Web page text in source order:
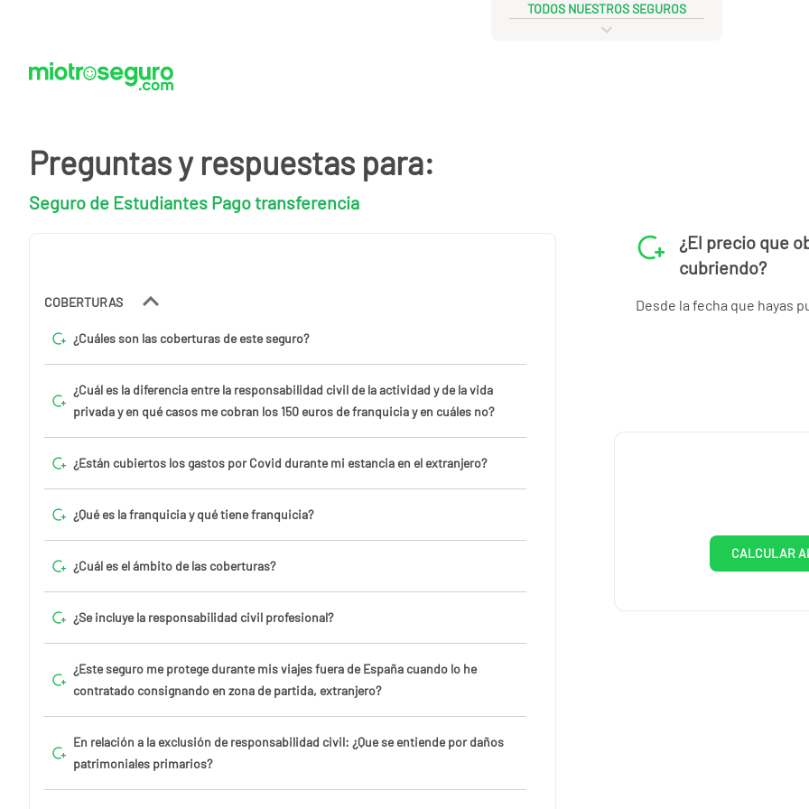
TODOS NUESTROS SEGUROS
Preguntas y respuestas para:
Seguro de Estudiantes Pago transferencia
COBERTURAS
¿Cuáles son las coberturas de este seguro?
¿Cuál es la diferencia entre la responsabilidad civil de la actividad y de la vida
privada y en qué casos me cobran los 150 euros de franquicia y en cuáles no?
¿Están cubiertos los gastos por Covid durante mi estancia en el extranjero?
¿Qué es la franquicia y qué tiene franquicia?
¿Cuál es el ámbito de las coberturas?
¿Se incluye la responsabilidad civil profesional?
¿Este seguro me protege durante mis viajes fuera de España cuando lo he
contratado consignando en zona de partida, extranjero?
En relación a la exclusión de responsabilidad civil: ¿Que se entiende por daños
patrimoniales primarios?
¿El precio que
cubriendo?
Desde la fecha que hayas
CALCULAR